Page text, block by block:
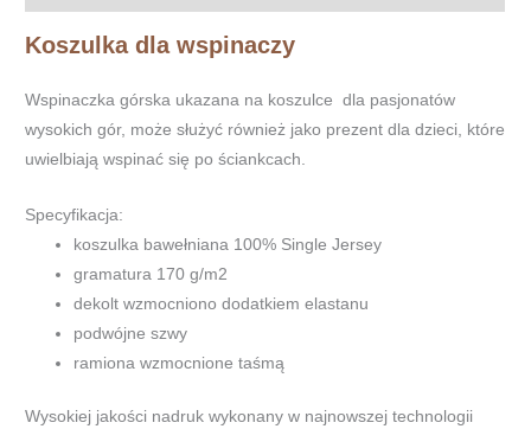
Koszulka dla wspinaczy
Wspinaczka górska ukazana na koszulce dla pasjonatów
wysokich gór, może służyć również jako prezent dla dzieci, które
uwielbiają wspinać się po ściankcach.
Specyfikacja:
koszulka bawełniana 100% Single Jersey
gramatura 170 g/m2
dekolt wzmocniono dodatkiem elastanu
podwójne szwy
ramiona wzmocnione taśmą
Wysokiej jakości nadruk wykonany w najnowszej technologii